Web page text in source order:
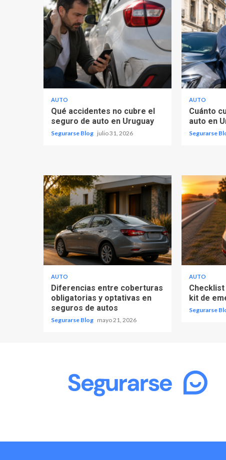
AUTO
Qué accidentes no cubre el
seguro de auto en Uruguay
Segurarse Blog julio 31, 2026
AUTO
Cuánto
auto en
Segurarse
AUTO
Diferencias entre coberturas
obligatorias y optativas en
seguros de autos
Segurarse Blog mayo 21, 2026
AUTO
Checklist
kit de
Segurarse